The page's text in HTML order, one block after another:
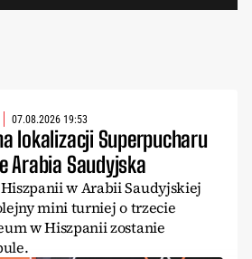
07.08.2026 19:53
lokalizacji Superpucharu
Arabia Saudyjska
w Arabii Saudyjskiej
mini turniej o trzecie
w Hiszpanii zostanie